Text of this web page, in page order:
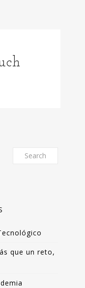
Search
que un reto,